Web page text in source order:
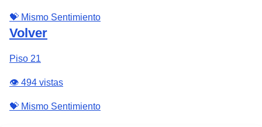
💝 Mismo Sentimiento
Volver
Piso 21
👁️ 494 vistas
💝 Mismo Sentimiento